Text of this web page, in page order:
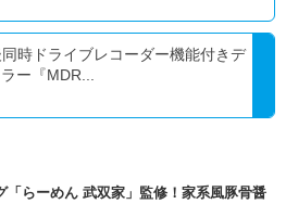
時ドライブレコーダー機能付きデ
ー『MDR...
「らーめん 武双家」監修！家系風豚骨醤